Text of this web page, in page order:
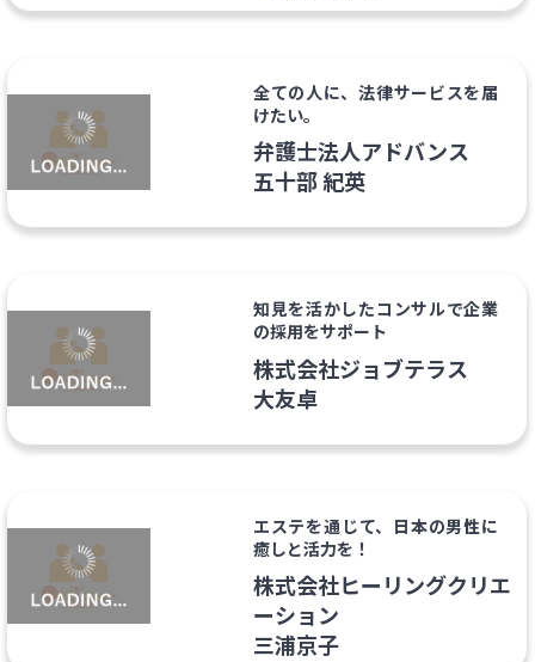
全ての人に、法律サービスを届
けたい。
弁護士法人アドバンス
五十部 紀英
知見を活かしたコンサルで企業
の採用をサポート
株式会社ジョブテラス
大友卓
エステを通じて、日本の男性に
癒しと活力を！
株式会社ヒーリングクリエ
ーション
三浦京子